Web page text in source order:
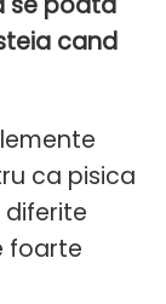
cand
ca pisica
foarte